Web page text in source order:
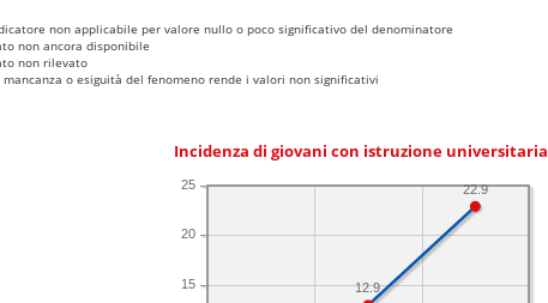
non applicabile per valore nullo o poco significativo del denominatore
non ancora disponibile
non rilevato
mancanza o esiguità del fenomeno rende i valori non significativi
Incidenza di giovani con istruzione universitaria
15
20
25 22.9
12.9